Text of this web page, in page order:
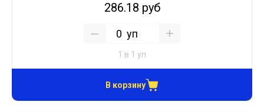
286.18 руб
уп
1 в 1 уп
В корзину